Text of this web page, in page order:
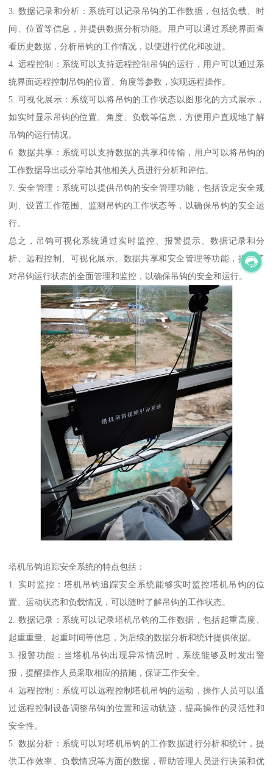
3. 数据记录和分析：系统可以记录吊钩的工作数据，包括负载、时
间、位置等信息，并提供数据分析功能。用户可以通过系统界面查
看历史数据，分析吊钩的工作情况，以便进行优化和改进。
4. 远程控制：系统可以支持远程控制吊钩的运行，用户可以通过系
统界面远程控制吊钩的位置、角度等参数，实现远程操作。
5. 可视化展示：系统可以将吊钩的工作状态以图形化的方式展示，
如实时显示吊钩的位置、角度、负载等信息，方便用户直观地了解
吊钩的运行情况。
6. 数据共享：系统可以支持数据的共享和传输，用户可以将吊钩的
工作数据导出或分享给其他相关人员进行分析和评估。
7. 安全管理：系统可以提供吊钩的安全管理功能，包括设定安全规
则、设置工作范围、监测吊钩的工作状态等，以确保吊钩的安全运
行。
总之，吊钩可视化系统通过实时监控、报警提示、数据记录和分
析、远程控制、可视化展示、数据共享和安全管理等功能，提供了
对吊钩运行状态的全面管理和监控，以确保吊钩的安全和运行。
塔机吊钩追踪安全系统的特点包括：
1. 实时监控：塔机吊钩追踪安全系统能够实时监控塔机吊钩的位
置、运动状态和负载情况，可以随时了解吊钩的工作状态。
2. 数据记录：系统可以记录塔机吊钩的工作数据，包括起重高度、
起重重量、起重时间等信息，为后续的数据分析和统计提供依据。
3. 报警功能：当塔机吊钩出现异常情况时，系统能够及时发出警
报，提醒操作人员采取相应的措施，保证工作安全。
4. 远程控制：系统可以远程控制塔机吊钩的运动，操作人员可以通
过远程控制设备调整吊钩的位置和运动轨迹，提高操作的灵活性和
安全性。
5. 数据分析：系统可以对塔机吊钩的工作数据进行分析和统计，提
供工作效率、负载情况等方面的数据，帮助管理人员进行决策和优